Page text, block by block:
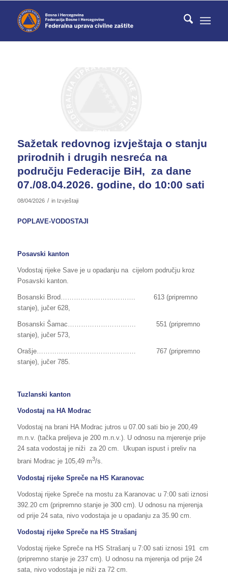
Sažetak redovnog izvještaja o stanju
prirodnih i drugih nesreća na
području Federacije BiH, za dane
07./08.04.2026. godine, do 10:00 sati
08/04/2026 / in Izvještaji
POPLAVE-VODOSTAJI
Posavski kanton
Vodostaj rijeke Save je u opadanju na cijelom području kroz
Posavski kanton.
Bosanski Brod……………………………. 613 (pripremno
stanje), jučer 628,
Bosanski Šamac…………………………. 551 (pripremno
stanje), jučer 573,
Orašje……………………………………… 767 (pripremno
stanje), jučer 785.
Tuzlanski kanton
Vodostaj na HA Modrac
Vodostaj na brani HA Modrac jutros u 07.00 sati bio je 200,49
m.n.v. (tačka preljeva je 200 m.n.v.). U odnosu na mjerenje prije
24 sata vodostaj je niži za 20 cm. Ukupan ispust i preliv na
brani Modrac je 105,49 m3/s.
Vodostaj rijeke Spreče na HS Karanovac
Vodostaj rijeke Spreče na mostu za Karanovac u 7:00 sati iznosi
392.20 cm (pripremno stanje je 300 cm). U odnosu na mjerenja
od prije 24 sata, nivo vodostaja je u opadanju za 35.90 cm.
Vodostaj rijeke Spreče na HS Strašanj
Vodostaj rijeke Spreče na HS Strašanj u 7:00 sati iznosi 191 cm
(pripremno stanje je 237 cm). U odnosu na mjerenja od prije 24
sata, nivo vodostaja je niži za 72 cm.